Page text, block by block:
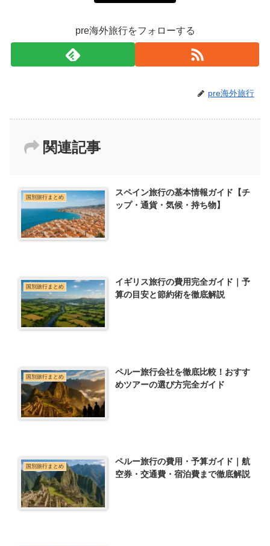
pre海外旅行をフォローする
pre海外旅行
関連記事
国別旅行まとめ
スペイン旅行の基本情報ガイド【チ
ップ・通貨・気候・持ち物】
国別旅行まとめ
イギリス旅行の費用完全ガイド｜予
算の目安と節約術を徹底解説
国別旅行まとめ
ペルー旅行会社を徹底比較！おすす
めツアーの選び方完全ガイド
国別旅行まとめ
ペルー旅行の費用・予算ガイド｜航
空券・交通費・宿泊費まで徹底解説